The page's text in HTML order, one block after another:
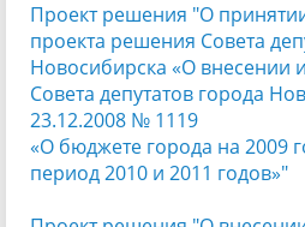
Проект решения "О
проекта решения Совета
Новосибирска «О внесении
Совета депутатов города
23.12.2008 № 1119
«О бюджете города на 2009
период 2010 и 2011 годов»"